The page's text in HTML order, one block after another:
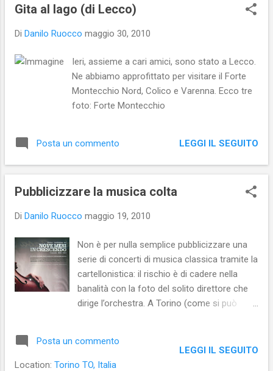
Gita al lago (di Lecco)
Di Danilo Ruocco maggio 30, 2010
Ieri, assieme a cari amici, sono stato a Lecco.
Ne abbiamo approfittato per visitare il Forte
Montecchio Nord, Colico e Varenna. Ecco tre
foto: Forte Montecchio
Posta un commento LEGGI IL SEGUITO
Pubblicizzare la musica colta
Di Danilo Ruocco maggio 19, 2010
Non è per nulla semplice pubblicizzare una
serie di concerti di musica classica tramite la
cartellonistica: il rischio è di cadere nella
banalità con la foto del solito direttore che
dirige l’orchestra. A Torino (come si può
hanno, infatti, associato la parola tecnica
“crescendo” alla maternità e la sagoma di
Posta un commento
Location: Torino TO, Italia
LEGGI IL SEGUITO